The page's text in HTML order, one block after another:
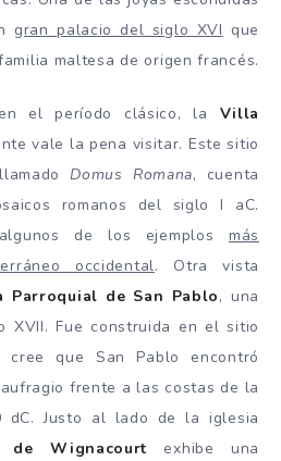
gran palacio del siglo XVI que
maltesa de origen francés.
el período clásico, la Villa
vale la pena visitar. Este sitio
Domus Romana, cuenta
romanos del siglo I aC.
de los ejemplos más
occidental. Otra vista
Parroquial de San Pablo, una
XVII. Fue construida en el sitio
que San Pablo encontró
frente a las costas de la
Justo al lado de la iglesia
de Wignacourt exhibe una